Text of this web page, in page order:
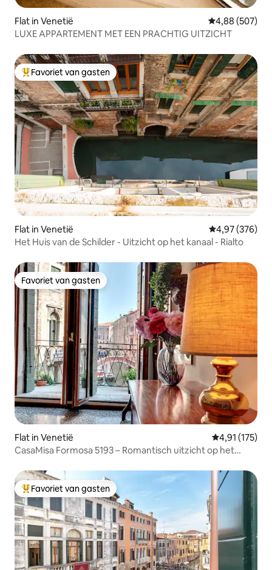
Flat in Venetië Gemiddelde
4,88 (507)
LUXE APPARTEMENT MET EEN PRACHTIG UITZICHT
Topfavoriet van gasten
Favoriet van gasten
Flat in Venetië Gemiddelde
4,97 (376)
Het Huis van de Schilder - Uitzicht op het kanaal - Rialto
Favoriet van gasten
Favoriet van gasten
Flat in Venetië Gemiddelde
4,91 (175)
CasaMisa Formosa 5193 – Romantisch uitzicht op het
Topfavoriet van gasten
Favoriet van gasten